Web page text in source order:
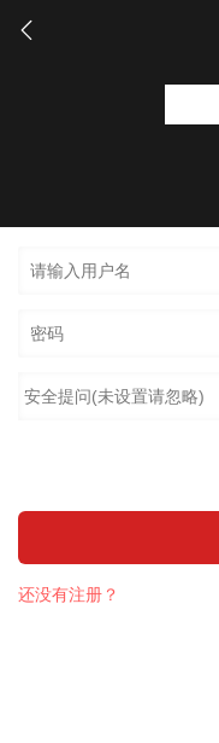
安全提问(未设置请忽略)
还没有注册？